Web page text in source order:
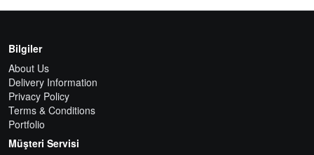
Bilgiler
About Us
Delivery Information
Privacy Policy
Terms & Conditions
Portfolio
Müşteri Servisi